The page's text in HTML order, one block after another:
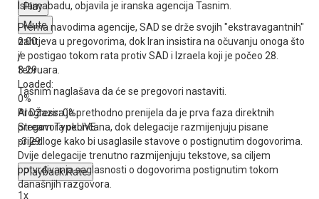
Play
Mute
0:00
/
3:29
Loaded:
0%
Progress: 0%
Stream TypeLIVE
-3:29
Playback Rate
1x
Islamabadu, objavila je iranska agencija Tasnim.
Prema navodima agencije, SAD se drže svojih "ekstravagantnih"
zahtjeva u pregovorima, dok Iran insistira na očuvanju onoga što
je postigao tokom rata protiv SAD i Izraela koji je počeo 28.
februara.
Tasnim naglašava da će se pregovori nastaviti.
Al DŽazira je prethodno prenijela da je prva faza direktnih
pregovora okončana, dok delegacije razmijenjuju pisane
prijedloge kako bi usaglasile stavove o postignutim dogovorima.
Dvije delegacije trenutno razmijenjuju tekstove, sa ciljem
potvrđivanja saglasnosti o dogovorima postignutim tokom
današnjih razgovora.